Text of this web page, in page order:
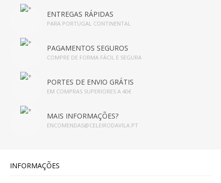
AMINOÁCIDOS/ BCAA
ENERGÉTICOS
PROTEINA
VITAMINAS E MINERAIS
ENTREGAS RÁPIDAS
PARA PORTUGAL CONTINENTAL
PAGAMENTOS SEGUROS
COMPRE DE FORMA FÁCIL E SEGURA
PORTES DE ENVIO GRÁTIS
EM COMPRAS SUPERIORES A 40€
MAIS INFORMAÇÕES?
ENCOMENDAS@CELEIRODAVILA.PT
INFORMAÇÕES